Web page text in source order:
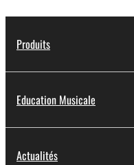
Produits
Education Musicale
Actualités